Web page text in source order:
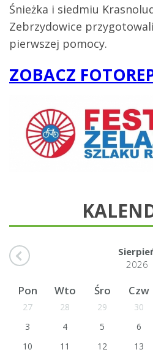
Śnieżka i siedmiu
Zebrzydowice
pierwszej pomocy.
ZOBACZ
2026
Pon Wto Śro Czw
27 28 29 30
3
4 5 6
10
11 12 13